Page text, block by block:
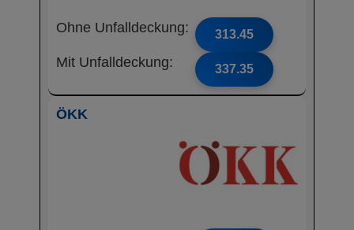
Ohne Unfalldeckung: 313.45
Mit Unfalldeckung: 337.35
ÖKK